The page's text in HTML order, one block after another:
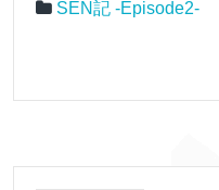
SEN記 -Episode2-